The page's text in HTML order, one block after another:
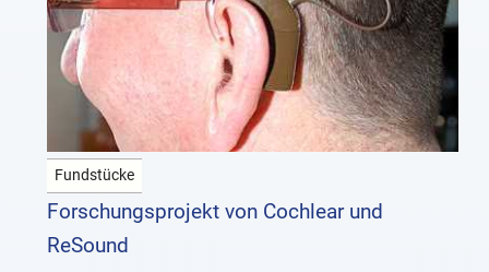
Fundstücke
Forschungsprojekt von Cochlear und
ReSound